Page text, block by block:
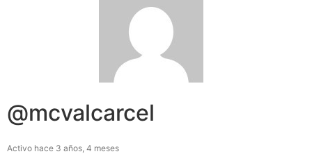
@mcvalcarcel
Activo hace 3 años, 4 meses